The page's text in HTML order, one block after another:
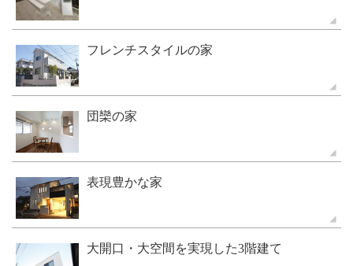
フレンチスタイルの家
団欒の家
表現豊かな家
大開口・大空間を実現した3階建て